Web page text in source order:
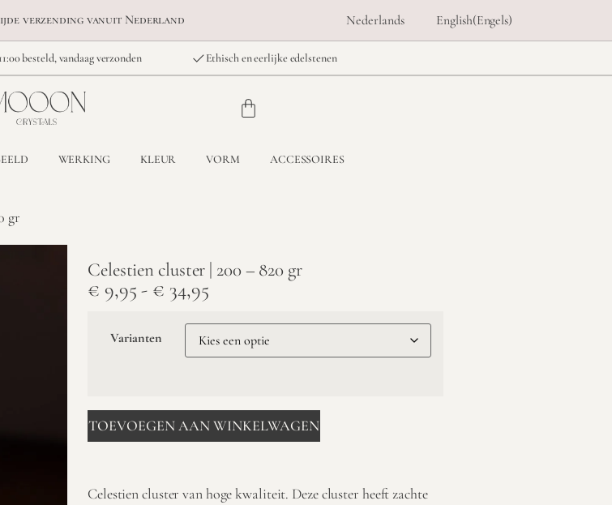
verzending vanuit Nederland Nederlands English(Engels)
besteld, vandaag verzonden Ethisch en eerlijke edelstenen
WERKING KLEUR VORM ACCESSOIRES
gr
Celestien cluster | 200 – 820 gr
€ 9,95 - € 34,95
Varianten
TOEVOEGEN AAN WINKELWAGEN
Celestien cluster van hoge kwaliteit. Deze cluster heeft zachte